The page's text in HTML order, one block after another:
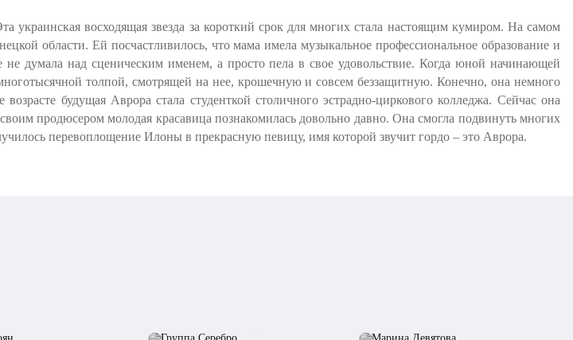
украинская восходящая звезда за короткий срок для многих стала настоящим кумиром. На самом
области. Ей посчастливилось, что мама имела музыкальное профессиональное образование и
думала над сценическим именем, а просто пела в свое удовольствие. Когда юной начинающей
толпой, смотрящей на нее, крошечную и совсем беззащитную. Конечно, она немного
будущая Аврора стала студенткой столичного эстрадно-циркового колледжа. Сейчас она
продюсером молодая красавица познакомилась довольно давно. Она смогла подвинуть многих
перевоплощение Илоны в прекрасную певицу, имя которой звучит гордо – это Аврора.